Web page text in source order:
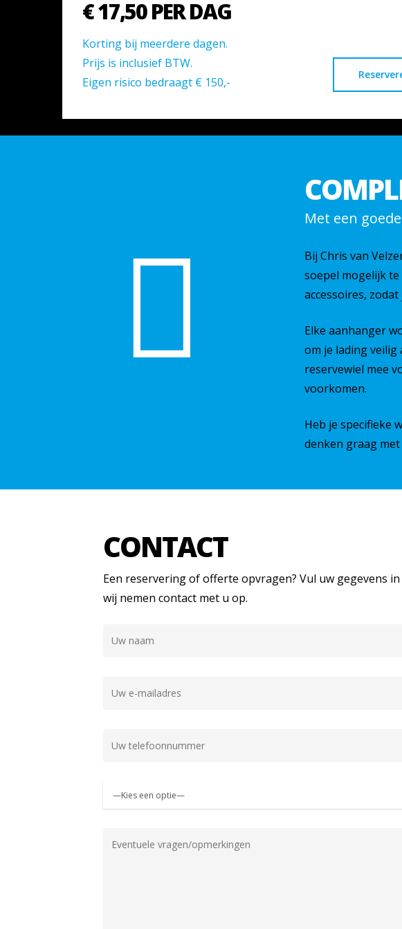
€ 17,50 PER DAG
Korting bij meerdere dagen.
Prijs is inclusief BTW.
Eigen risico bedraagt € 150,-
Met een
Bij Chris van
soepel mogelijk
accessoires,
Elke aanhanger
om je lading veilig
reservewiel mee
voorkomen.
Heb je specifieke
denken graag
CONTACT
Een reservering of offerte opvragen? Vul uw gegevens in
wij nemen contact met u op.
Gelieve dit veld leeg te laten.